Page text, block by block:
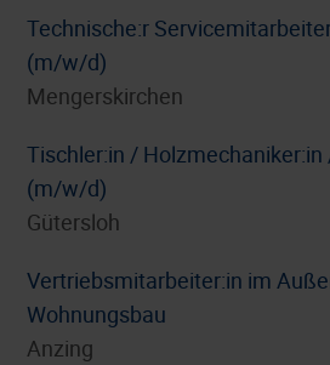
Technische:r
(m/w/d)
Mengerskirchen
Tischler:in /
(m/w/d)
Gütersloh
Vertriebsmitarbeiter:in im
Wohnungsbau
Anzing